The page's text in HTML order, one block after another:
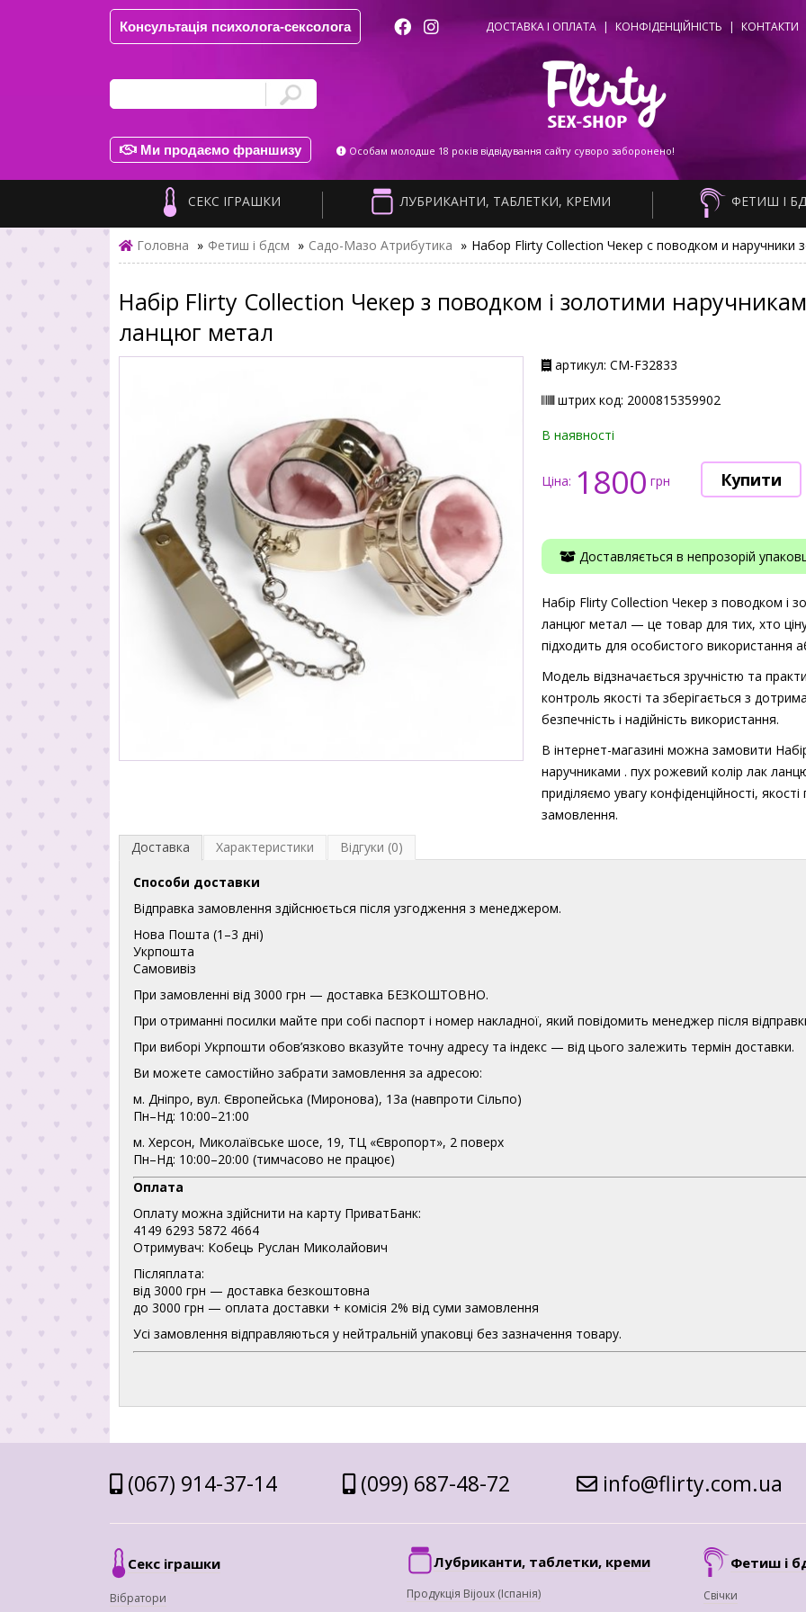
Консультація психолога-сексолога ДОСТАВКА І ОПЛАТА | КОНФІДЕНЦІЙНІСТЬ | КОНТАКТИ
Ми продаємо франшизу Особам молодше 18 років відвідування сайту суворо заборонено!
СЕКС ІГРАШКИ ЛУБРИКАНТИ, ТАБЛЕТКИ, КРЕМИ ФЕТИШ І
Головна » Фетиш і бдсм » Садо-Мазо Атрибутика » Набор Flirty Collection Чекер с поводком и наручники
Набір Flirty Collection Чекер з поводком і золотими
ланцюг метал
артикул: СМ-F32833
штрих код: 2000815359902
В наявності
Ціна: 1800 грн
Доставляється в непрозорій
Набір Flirty Collection Чекер з поводком і
ланцюг метал — це товар для тих, хто
підходить для особистого використання
Модель відзначається зручністю та
контроль якості та зберігається з
безпечність і надійність використання.
В інтернет-магазині можна замовити
наручниками . пух рожевий колір лак
приділяємо увагу конфіденційності,
замовлення.
Доставка
Характеристики Відгуки (0)
Способи доставки
Відправка замовлення здійснюється після узгодження з менеджером.
Нова Пошта (1–3 дні)
Укрпошта
Самовивіз
При замовленні від 3000 грн — доставка БЕЗКОШТОВНО.
При отриманні посилки майте при собі паспорт і номер накладної, який повідомить менеджер після
При виборі Укрпошти обов’язково вказуйте точну адресу та індекс — від цього залежить термін доставки.
Ви можете самостійно забрати замовлення за адресою:
м. Дніпро, вул. Європейська (Миронова), 13а (навпроти Сільпо)
Пн–Нд: 10:00–21:00
м. Херсон, Миколаївське шосе, 19, ТЦ «Європорт», 2 поверх
Пн–Нд: 10:00–20:00 (тимчасово не працює)
Оплата
Оплату можна здійснити на карту ПриватБанк:
4149 6293 5872 4664
Отримувач: Кобець Руслан Миколайович
Післяплата:
від 3000 грн — доставка безкоштовна
до 3000 грн — оплата доставки + комісія 2% від суми замовлення
Усі замовлення відправляються у нейтральній упаковці без зазначення товару.
(067) 914-37-14 (099) 687-48-72 info@flirty.com.ua
Секс іграшки
Вібратори
Лубриканти, таблетки, креми
Продукція Bijoux (Іспанія)
Фетиш і
Свічки